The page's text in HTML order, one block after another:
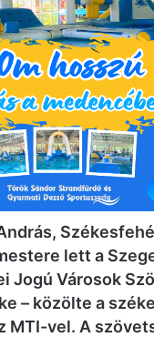
lett a
Jogú Városok
– közölte a
MTI-vel. A